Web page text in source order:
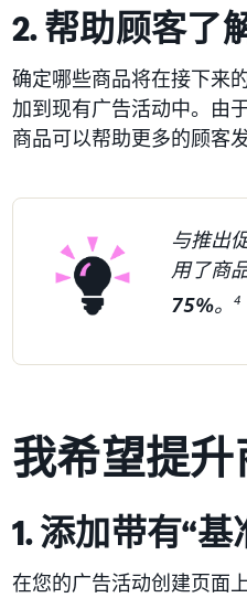
2. 帮助顾客了
确定哪些商品将在接下来
加到现有广告活动中。由
商品可以帮助更多的顾客
与推出
用了商
75%。 4
我希望提
1. 添加带有“
在您的广告活动创建页面